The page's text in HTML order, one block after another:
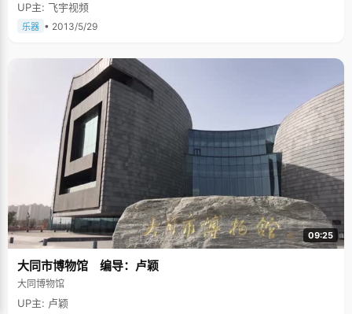
UP主: 飞宇视频
乐器 • 2013/5/29
09:25
大同市博物馆 编导：卢颖
大同博物馆
UP主: 卢颖